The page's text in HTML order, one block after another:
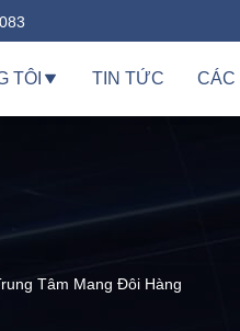
TÔI TIN TỨC CÁC
Tâm Mang Đôi Hàng